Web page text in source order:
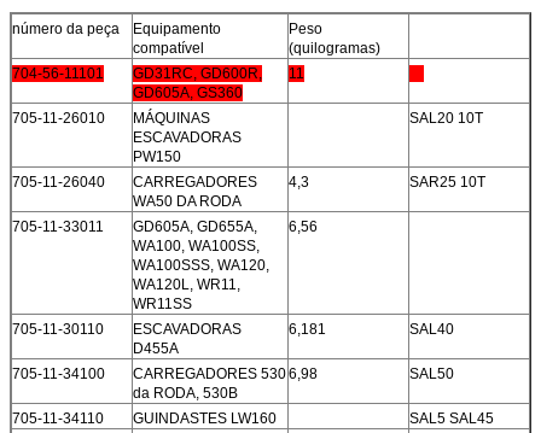
número da peça
Equipamento
compatível
Peso
(quilogramas)
704-56-11101
GD31RC, GD600R,
GD605A, GS360
11
705-11-26010
MÁQUINAS
ESCAVADORAS
PW150
SAL20 10T
705-11-26040
CARREGADORES
WA50 DA RODA
4,3 SAR25 10T
705-11-33011
GD605A, GD655A,
WA100, WA100SS,
WA100SSS, WA120,
WA120L, WR11,
WR11SS
6,56
705-11-30110
ESCAVADORAS
D455A
6,181 SAL40
705-11-34100
CARREGADORES 530
da RODA, 530B
6,98 SAL50
705-11-34110 GUINDASTES LW160
SAL5 SAL45